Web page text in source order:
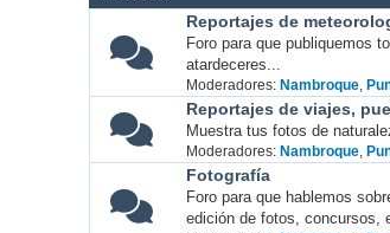
Reportajes de
Foro para que publiquemos
atardeceres...
Moderadores: Nambroque,
Reportajes de viajes,
Muestra tus fotos de
Moderadores: Nambroque,
Fotografía
Foro para que hablemos
edición de fotos, concursos,